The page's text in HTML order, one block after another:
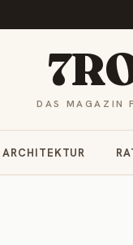
DAS MAGAZIN
ARCHITEKTUR